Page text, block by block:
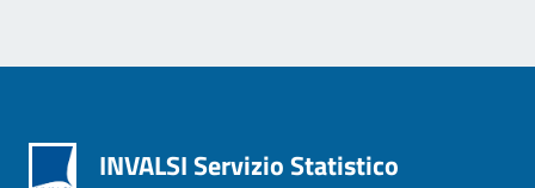
INVALSI Servizio Statistico